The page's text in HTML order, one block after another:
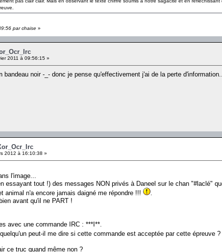
par chaise »
2011 à 09:56:15 »
bandeau noir -_- donc je pense qu'effectivement j'ai de la perte
2012 à 16:10:38 »
l'image...
essayant tout !) des messages NON privés à Daneel sur le chan "#laclé"
animal n'a encore jamais daigné me répondre !!!
avant qu'il ne PART !
avec une commande IRC : ***I**.
, quelqu'un peut-il me dire si cette commande est acceptée par cette épreuve ?
ce truc quand même non ?